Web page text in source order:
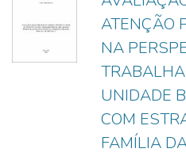
ATENÇÃO
NA
UNIDADE
COM
FAMÍLIA